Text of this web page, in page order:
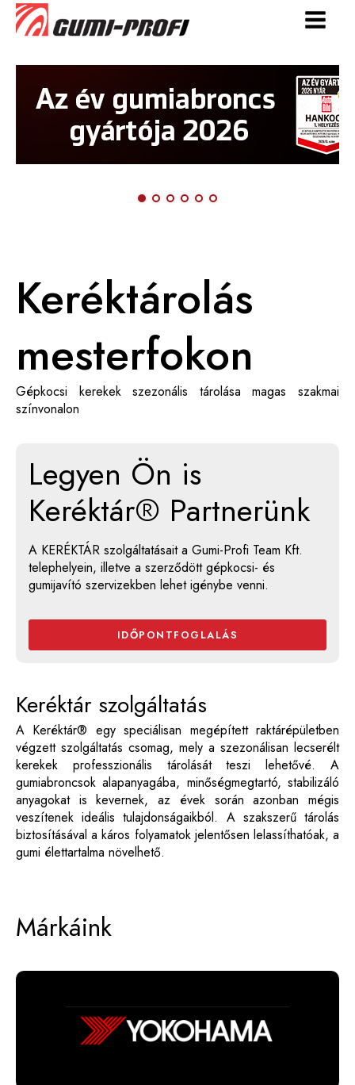
Keréktárolás
mesterfokon
Gépkocsi kerekek szezonális tárolása magas szakmai
színvonalon
Legyen Ön is
Keréktár® Partnerünk
A KERÉKTÁR szolgáltatásait a Gumi-Profi Team Kft.
telephelyein, illetve a szerződött gépkocsi- és
gumijavító szervizekben lehet igénybe venni.
IDŐPONTFOGLALÁS
Keréktár szolgáltatás
A Keréktár® egy speciálisan megépített raktárépületben
végzett szolgáltatás csomag, mely a szezonálisan lecserélt
kerekek professzionális tárolását teszi lehetővé. A
gumiabroncsok alapanyagába, minőségmegtartó, stabilizáló
anyagokat is kevernek, az évek során azonban mégis
veszítenek ideális tulajdonságaikból. A szakszerű tárolás
biztosításával a káros folyamatok jelentősen lelassíthatóak, a
gumi élettartalma növelhető.
Márkáink